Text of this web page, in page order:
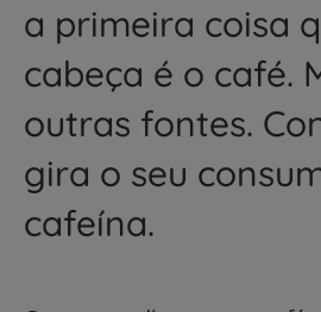
a primeira coisa
cabeça é o café.
outras fontes.
gira o seu
cafeína.